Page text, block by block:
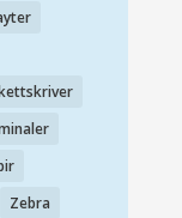
Zebra